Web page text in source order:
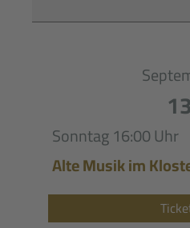
13
Sonntag16:00 Uhr
Alte Musik im